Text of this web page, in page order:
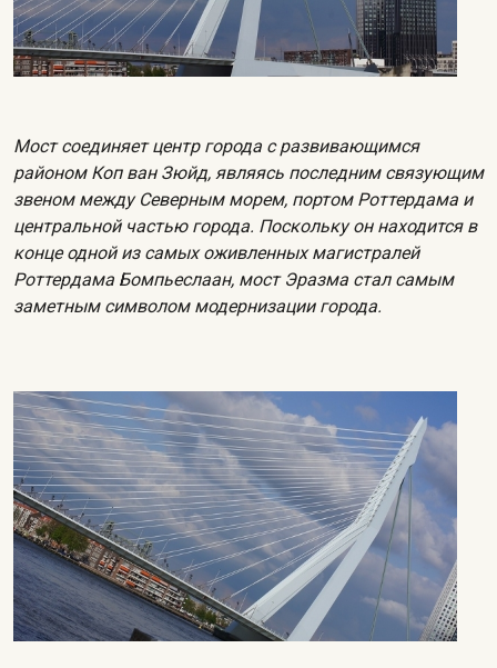
Мост соединяет центр города с развивающимся
районом Коп ван Зюйд, являясь последним связующим
звеном между Северным морем, портом Роттердама и
центральной частью города. Поскольку он находится в
конце одной из самых оживленных магистралей
Роттердама Бомпьеслаан, мост Эразма стал самым
заметным символом модернизации города.